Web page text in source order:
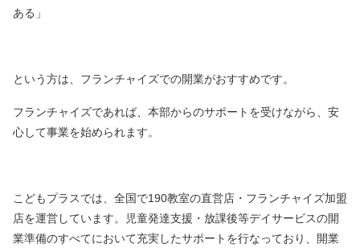
ある」
という方は、フランチャイズでの開業がおすすめです。
フランチャイズであれば、本部からのサポートを受けながら、安
心して事業を始められます。
こどもプラスでは、全国で190教室の直営店・フランチャイズ加盟
店を運営しています。児童発達支援・放課後等デイサービスの開
業準備のすべてにおいて充実したサポートを行なっており、開業